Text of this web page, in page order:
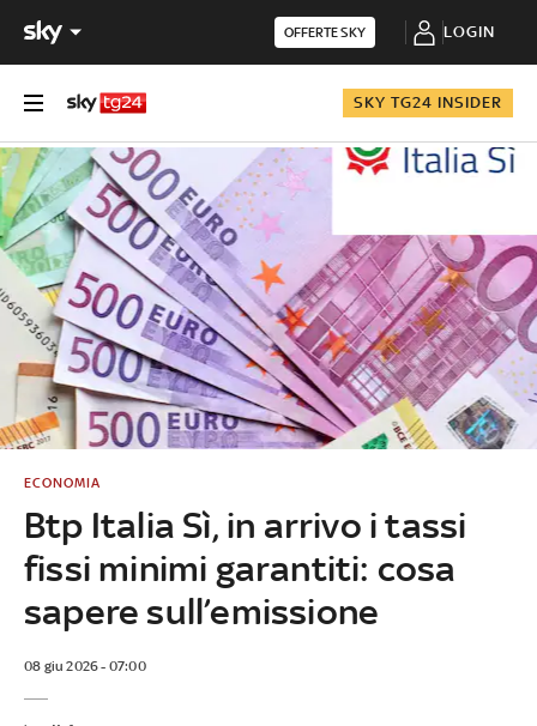
OFFERTE SKY LOGIN
SKY TG24 INSIDER
Btp Italia Sì, in arrivo i tassi
fissi minimi garantiti: cosa
sapere sull’emissione
ECONOMIA
08 giu 2026 - 07:00